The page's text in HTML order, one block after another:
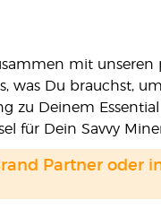
mit
was Du brauchst,
zu Deinem
für Dein Savvy
Partner oder